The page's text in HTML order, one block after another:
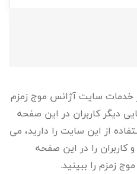
خدمات سایت آژانس موج زمزم
دیگر کاربران در این صفحه
از این سایت را دارید، می
کاربران را در این صفحه
زمزم را ببینید.